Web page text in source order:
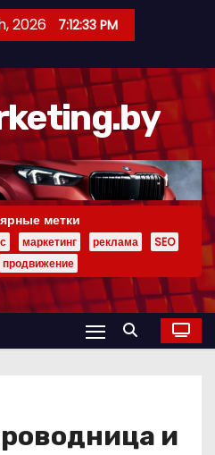
2026 7:12:34 PM
метки
маркетинг реклама
SEO
продвижение
и